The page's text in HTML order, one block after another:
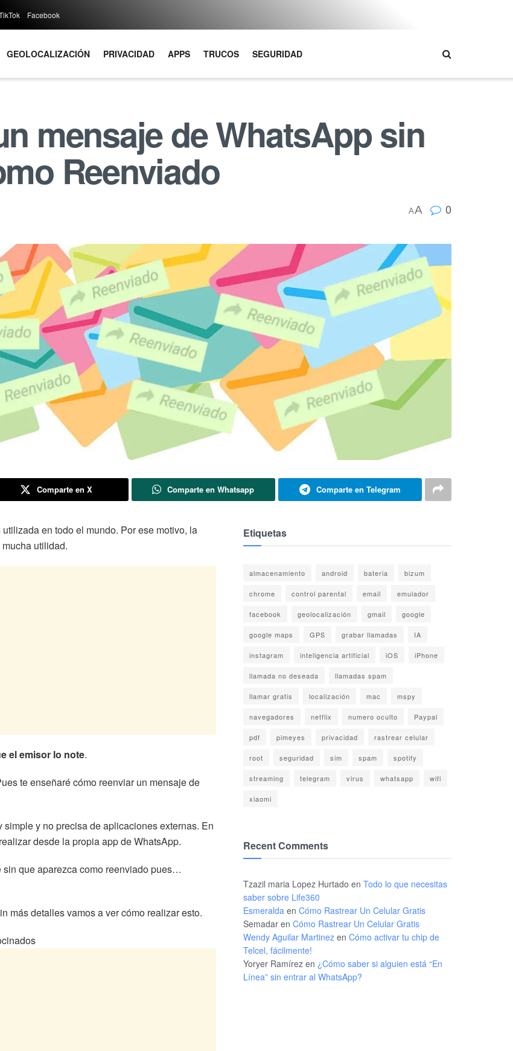
Facebook
GEOLOCALIZACIÓN PRIVACIDAD APPS TRUCOS SEGURIDAD
mensaje de WhatsApp sin
Reenviado
AA 0
Comparte en X Comparte en Whatsapp Comparte en Telegram
en todo el mundo. Por ese motivo, la
utilidad.
el emisor lo note.
te enseñaré cómo reenviar un mensaje de
y no precisa de aplicaciones externas. En
desde la propia app de WhatsApp.
que aparezca como reenviado pues…
más detalles vamos a ver cómo realizar esto.
Etiquetas
almacenamiento android bateria bizum
chrome control parental email emulador
facebook geolocalización gmail google
google maps GPS grabar llamadas IA
instagram inteligencia artificial iOS iPhone
llamada no deseada llamadas spam
llamar gratis localización mac mspy
navegadores netflix numero oculto Paypal
pdf pimeyes privacidad rastrear celular
root seguridad sim spam spotify
streaming telegram virus whatsapp wifi
xiaomi
Recent Comments
Tzazil maria Lopez Hurtado en Todo lo que necesitas
saber sobre Life360
Esmeralda en Cómo Rastrear Un Celular Gratis
Semadar en Cómo Rastrear Un Celular Gratis
Wendy Aguilar Martinez en Cómo activar tu chip de
Telcel, fácilmente!
Yoryer Ramírez en ¿Cómo saber si alguien está “En
Línea” sin entrar al WhatsApp?